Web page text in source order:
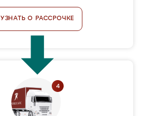
УЗНАТЬ О РАССРОЧКЕ